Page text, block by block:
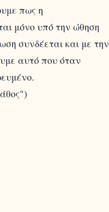
πως η
μόνο υπό την ώθηση
συνδέεται και με την
αυτό που όταν